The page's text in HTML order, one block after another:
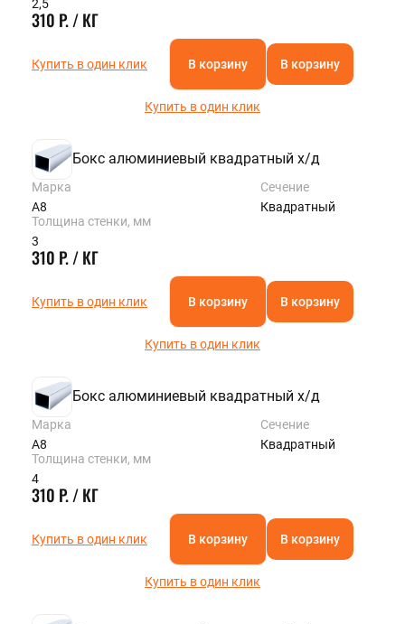
2,5
310 Р. / КГ
Купить в один клик В корзину В корзину
Купить в один клик
Бокс алюминиевый квадратный х/д
Марка
А8
Сечение
Квадратный
Толщина стенки, мм
3
310 Р. / КГ
Купить в один клик В корзину В корзину
Купить в один клик
Бокс алюминиевый квадратный х/д
Марка
А8
Сечение
Квадратный
Толщина стенки, мм
4
310 Р. / КГ
Купить в один клик В корзину В корзину
Купить в один клик